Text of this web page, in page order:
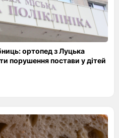
ортопед з Луцька
порушення постави у дітей